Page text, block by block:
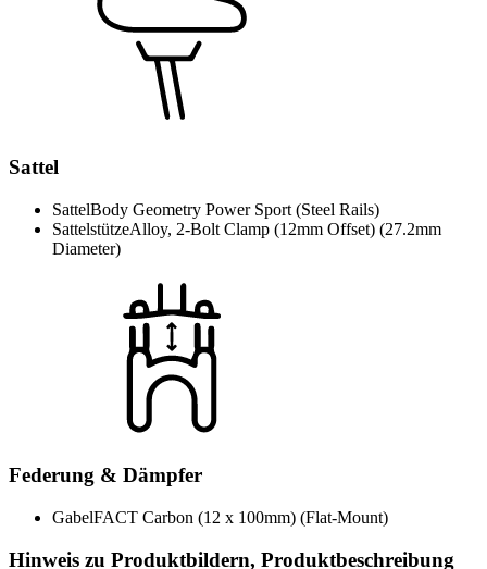
Sattel
SattelBody Geometry Power Sport (Steel Rails)
SattelstützeAlloy, 2-Bolt Clamp (12mm Offset) (27.2mm
Diameter)
Federung & Dämpfer
GabelFACT Carbon (12 x 100mm) (Flat-Mount)
Hinweis zu Produktbildern, Produktbeschreibung